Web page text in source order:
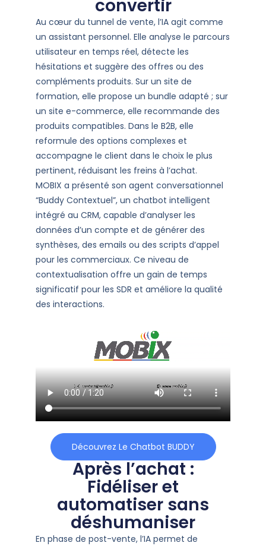
convertir
Au cœur du tunnel de vente, l’IA agit comme
un assistant personnel. Elle analyse le parcours
utilisateur en temps réel, détecte les
hésitations et suggère des offres ou des
compléments produits. Sur un site de
formation, elle propose un bundle adapté ; sur
un site e-commerce, elle recommande des
produits compatibles. Dans le B2B, elle
reformule des options complexes et
accompagne le client dans le choix le plus
pertinent, réduisant les freins à l’achat.
MOBIX a présenté son agent conversationnel
“Buddy Contextuel”, un chatbot intelligent
intégré au CRM, capable d’analyser les
données d’un compte et de générer des
synthèses, des emails ou des scripts d’appel
pour les commerciaux. Ce niveau de
contextualisation offre un gain de temps
significatif pour les SDR et améliore la qualité
des interactions.
Découvrez Le Chatbot BUDDY
Après l’achat :
Fidéliser et
automatiser sans
déshumaniser
En phase de post-vente, l’IA permet de